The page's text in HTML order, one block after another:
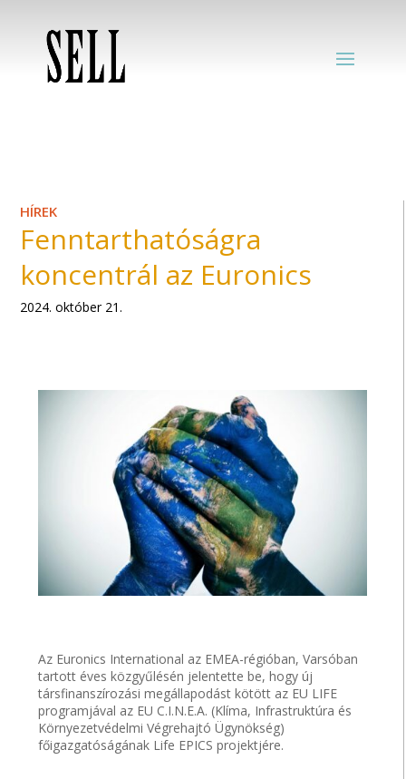
HÍREK
Fenntarthatóságra
koncentrál az Euronics
2024. október 21.
Az Euronics International az EMEA-régióban, Varsóban
tartott éves közgyűlésén jelentette be, hogy új
társfinanszírozási megállapodást kötött az EU LIFE
programjával az EU C.I.N.E.A. (Klíma, Infrastruktúra és
Környezetvédelmi Végrehajtó Ügynökség)
főigazgatóságának Life EPICS projektjére.